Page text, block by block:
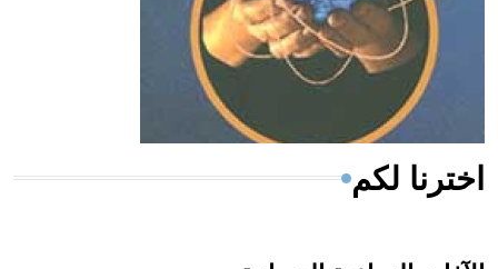
- هل تعلم أن المرجان إفراز حيواني يتكون في البحر ويتركب
من مادة كربونات الكلسيوم، وهو أحمر أو شديد الحمرة وهو
أجود أنواعه، ويمتاز بكبر الحجم ويسمى الش
اخترنا لكم